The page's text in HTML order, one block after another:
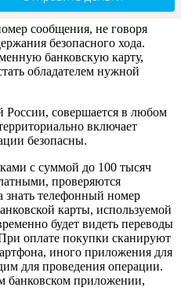
сообщения, не говоря
безопасного хода.
банковскую карту,
обладателем нужной
России, совершается в любом
включает
безопасны.
с суммой до 100 тысяч
проверяются
знать телефонный номер
карты, используемой
будет видеть переводы
оплате покупки сканируют
иного приложения для
для проведения операции.
банковском приложении,